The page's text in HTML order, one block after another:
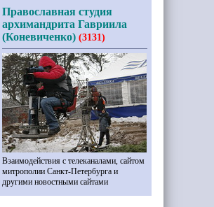
Православная студия
архимандрита Гавриила
(Коневиченко) (3131)
Взаимодействия с телеканалами, сайтом
митрополии Санкт-Петербурга и
другими новостными сайтами